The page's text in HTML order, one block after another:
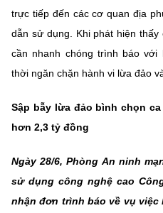
trực tiếp đến các cơ quan địa
dẫn sử dụng. Khi phát hiện
cần nhanh chóng trình báo
thời ngăn chặn hành vi lừa đảo
Sập bẫy lừa đảo bình chọn
hơn 2,3 tỷ đồng
Ngày 28/6, Phòng An ninh
sử dụng công nghệ cao
nhận đơn trình báo về vụ